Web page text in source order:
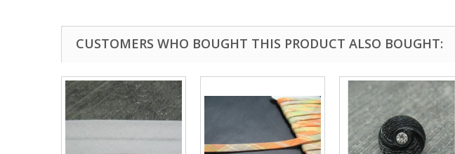
CUSTOMERS WHO BOUGHT THIS PRODUCT ALSO BOUGHT: